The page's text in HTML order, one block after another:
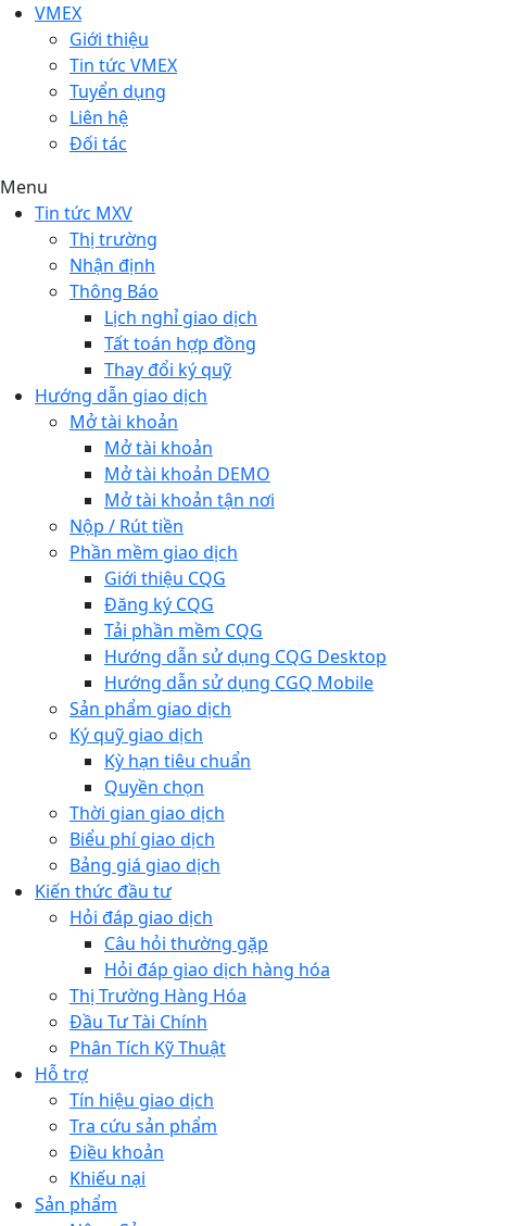
VMEX
Giới thiệu
Tin tức VMEX
Tuyển dụng
Liên hệ
Đối tác
Menu
Tin tức MXV
Thị trường
Nhận định
Thông Báo
Lịch nghỉ giao dịch
Tất toán hợp đồng
Thay đổi ký quỹ
Hướng dẫn giao dịch
Mở tài khoản
Mở tài khoản
Mở tài khoản DEMO
Mở tài khoản tận nơi
Nộp / Rút tiền
Phần mềm giao dịch
Giới thiệu CQG
Đăng ký CQG
Tải phần mềm CQG
Hướng dẫn sử dụng CQG Desktop
Hướng dẫn sử dụng CGQ Mobile
Sản phẩm giao dịch
Ký quỹ giao dịch
Kỳ hạn tiêu chuẩn
Quyền chọn
Thời gian giao dịch
Biểu phí giao dịch
Bảng giá giao dịch
Kiến thức đầu tư
Hỏi đáp giao dịch
Câu hỏi thường gặp
Hỏi đáp giao dịch hàng hóa
Thị Trường Hàng Hóa
Đầu Tư Tài Chính
Phân Tích Kỹ Thuật
Hỗ trợ
Tín hiệu giao dịch
Tra cứu sản phẩm
Điều khoản
Khiếu nại
Sản phẩm